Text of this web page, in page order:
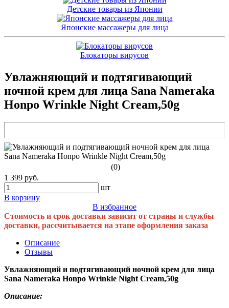
Детские товары из Японии
Японские массажеры для лица
Блокаторы вирусов
Увлажняющий и подтягивающий
ночной крем для лица Sana Nameraka
Honpo Wrinkle Night Cream,50g
(0)
1 399 руб.
шт
В корзину
В избранное
Стоимость и срок доставки зависит от страны и службы
доставки, рассчитывается на этапе оформления заказа
Описание
Отзывы
Увлажняющий и подтягивающий ночной крем для лица
Sana Nameraka Honpo Wrinkle Night Cream,50g
Описание: